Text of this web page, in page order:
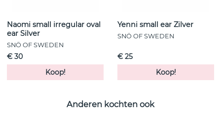
Naomi small irregular oval
ear Silver
SNÖ OF SWEDEN
€ 30
Koop!
Yenni small ear Zilver
SNÖ OF SWEDEN
€ 25
Koop!
Anderen kochten ook